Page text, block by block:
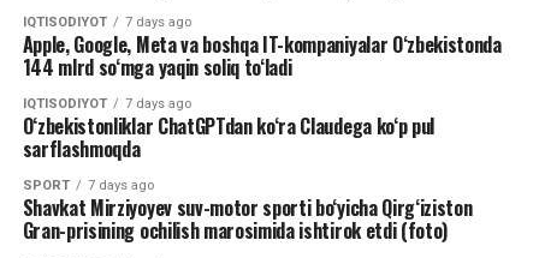
IQTISODIYOT 7 days ago
Apple, Google, Meta va boshqa IT-kompaniyalar O‘zbekistonda
144 mlrd so‘mga yaqin soliq to‘ladi
IQTISODIYOT 7 days ago
O‘zbekistonliklar ChatGPTdan ko‘ra Claudega ko‘p pul
sarflashmoqda
SPORT 7 days ago
Shavkat Mirziyoyev suv-motor sporti bo‘yicha Qirg‘iziston
Gran-prisining ochilish marosimida ishtirok etdi (foto)